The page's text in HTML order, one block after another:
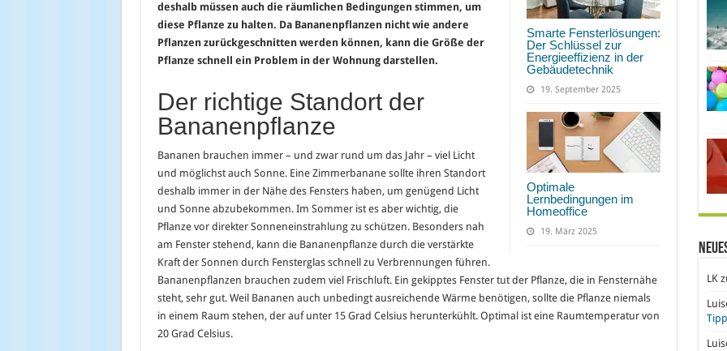
Smarte Fensterlösungen:
Der Schlüssel zur
Energieeffizienz in der
Gebäudetechnik
19. September 2025
Optimale
Lernbedingungen im
Homeoffice
19. März 2025
deshalb müssen auch die räumlichen Bedingungen stimmen, um
diese Pflanze zu halten. Da Bananenpflanzen nicht wie andere
Pflanzen zurückgeschnitten werden können, kann die Größe der
Pflanze schnell ein Problem in der Wohnung darstellen.
Der richtige Standort der
Bananenpflanze
Bananen brauchen immer – und zwar rund um das Jahr – viel Licht
und möglichst auch Sonne. Eine Zimmerbanane sollte ihren Standort
deshalb immer in der Nähe des Fensters haben, um genügend Licht
und Sonne abzubekommen. Im Sommer ist es aber wichtig, die
Pflanze vor direkter Sonneneinstrahlung zu schützen. Besonders nah
am Fenster stehend, kann die Bananenpflanze durch die verstärkte
Kraft der Sonnen durch Fensterglas schnell zu Verbrennungen führen.
Bananenpflanzen brauchen zudem viel Frischluft. Ein gekipptes Fenster tut der Pflanze, die in Fensternähe
steht, sehr gut. Weil Bananen auch unbedingt ausreichende Wärme benötigen, sollte die Pflanze niemals
in einem Raum stehen, der auf unter 15 Grad Celsius herunterkühlt. Optimal ist eine Raumtemperatur von
20 Grad Celsius.
LK